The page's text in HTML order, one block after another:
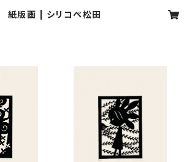
紙版画 | シリコペ松田